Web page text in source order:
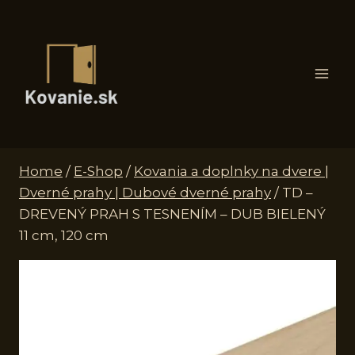
Home / E-Shop / Kovania a doplnky na dvere |
Dverné prahy | Dubové dverné prahy / TD –
DREVENÝ PRAH S TESNENÍM – DUB BIELENÝ
11 cm, 120 cm